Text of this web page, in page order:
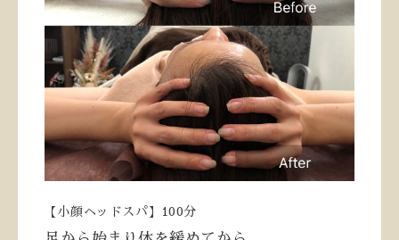
【小顔ヘッドスパ】100分